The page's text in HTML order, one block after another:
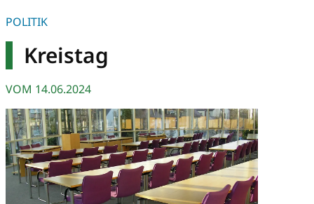
POLITIK
Kreistag
VOM 14.06.2024